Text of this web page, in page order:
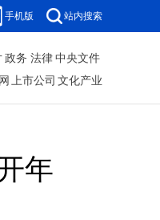
手机版 站内搜索
政务 法律 中央文件
上市公司 文化产业
年